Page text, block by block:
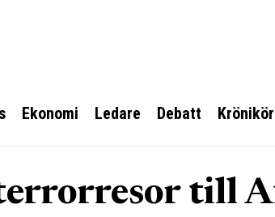
Ekonomi Ledare Debatt
till